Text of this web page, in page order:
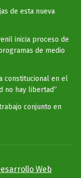
de esta nueva
inicia proceso de
de medio
constitucional en el
no hay libertad”
conjunto en
Web